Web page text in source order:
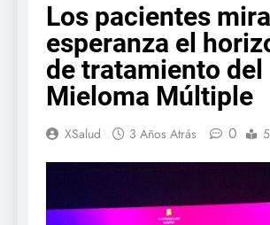
Los pacientes
esperanza el
de tratamiento del
Mieloma Múltiple
XSalud 3 Años Atrás 0